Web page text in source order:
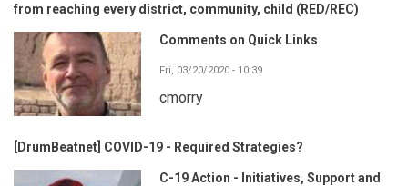
from reaching every district, community, child (RED/REC)
Comments on Quick Links
Fri, 03/20/2020 - 10:39
cmorry
[DrumBeatnet] COVID-19 - Required Strategies?
C-19 Action - Initiatives, Support and